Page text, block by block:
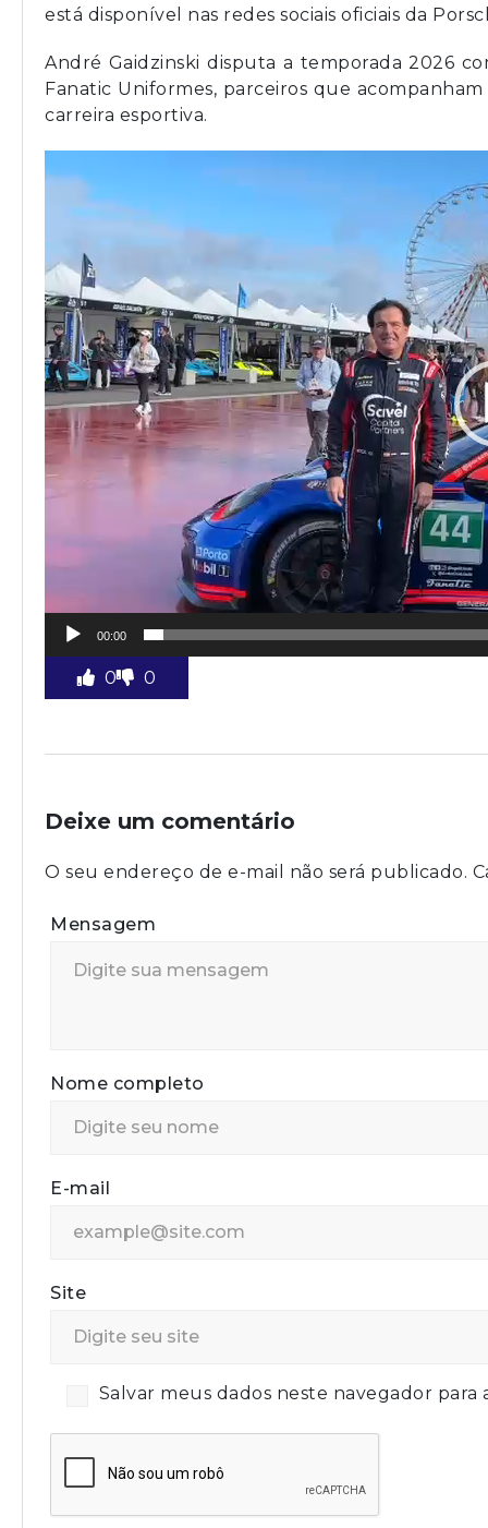
está disponível nas redes sociais oficiais da
André Gaidzinski disputa a temporada 2026
Fanatic Uniformes, parceiros que
carreira esportiva.
de
vídeo
00:00
0 0
Deixe um comentário
O seu endereço de e-mail não será publicado.
Mensagem
Nome completo
E-mail
Site
Salvar meus dados neste navegador